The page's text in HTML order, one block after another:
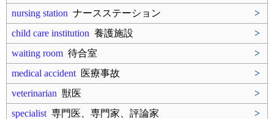
nursing station ナースステーション
>
child care institution 養護施設
>
waiting room 待合室
>
medical accident 医療事故
>
veterinarian 獣医
>
specialist 専門医、専門家、評論家
>